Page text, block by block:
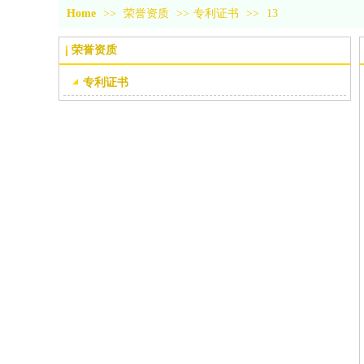
Home >> 荣誉资质 >> 专利证书 >> 13
荣誉资质
专利证书